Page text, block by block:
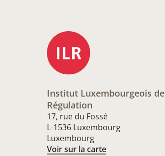
Institut Luxembourgeois de
Régulation
17, rue du Fossé
L-1536 Luxembourg
Luxembourg
Voir sur la carte